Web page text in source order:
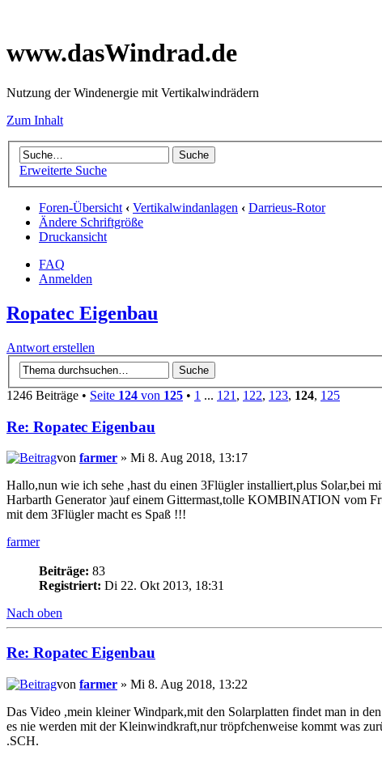
www.dasWindrad.de
Nutzung der Windenergie mit Vertikalwindrädern
Zum Inhalt
Erweiterte Suche
Foren-Übersicht ‹ Vertikalwindanlagen ‹ Darrieus-Rotor
Ändere Schriftgröße
Druckansicht
FAQ
Anmelden
Ropatec Eigenbau
Antwort erstellen
1246 Beiträge • Seite 124 von 125 • 1 ... 121 , 122, 123, 124, 125
Re: Ropatec Eigenbau
von farmer » Mi 8. Aug 2018, 13:17
Hallo,nun wie ich sehe ,hast du einen 3Flügler installiert,plus Solar,bei
Harbarth Generator )auf einem Gittermast,tolle KOMBINATION vom
mit dem 3Flügler macht es Spaß !!!
farmer
Beiträge: 83
Registriert: Di 22. Okt 2013, 18:31
Nach oben
Re: Ropatec Eigenbau
von farmer » Mi 8. Aug 2018, 13:22
Das Video ,mein kleiner Windpark,mit den Solarplatten findet man in
es nie werden mit der Kleinwindkraft,nur tröpfchenweise kommt was
.SCH.